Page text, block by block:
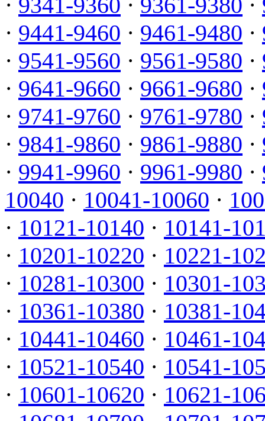
· 9441-9460 · 9461-9480 ·
· 9541-9560 · 9561-9580 ·
· 9641-9660 · 9661-9680 ·
· 9741-9760 · 9761-9780 ·
· 9841-9860 · 9861-9880 ·
· 9941-9960 · 9961-9980 ·
10040 · 10041-10060 ·
· 10121-10140 · 10141-
· 10201-10220 · 10221-
· 10281-10300 · 10301-
· 10361-10380 · 10381-
· 10441-10460 · 10461-
· 10521-10540 · 10541-
· 10601-10620 · 10621-